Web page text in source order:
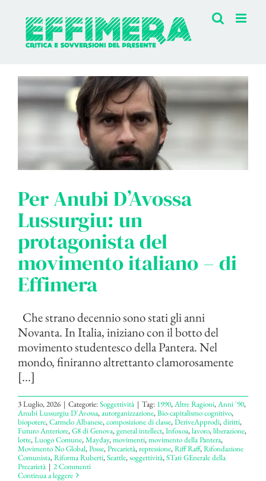
contenuto
Per Anubi D’Avossa
Lussurgiu: un
protagonista del
movimento italiano – di
Effimera
Che strano decennio sono stati gli anni
Novanta. In Italia, iniziano con il botto del
movimento studentesco della Pantera. Nel
mondo, finiranno altrettanto clamorosamente
[...]
3 Luglio, 2026 | Categorie:Soggettività | Tag: 1990,Altre Ragioni,Anni '90,
Anubi Lussurgiu D'Avossa,autorganizzazione,Bio-capitalismo cognitivo,
biopotere,Carmelo Albanese,composizione di classe,DeriveApprodi,diritti,
Futuro Anteriore,G8 di Genova,general intellect,Infoxoa,lavoro,liberazione,
lotte,Luogo Comune,Mayday,movimenti,movimento della Pantera,
Movimento No Global,Posse,Precarietà,repressione,Riff Raff,Rifondazione
Comunista,Riforma Ruberti,Seattle,soggettività,STati GEnerale della
Precarietà | 2 Commenti
Continua a leggere